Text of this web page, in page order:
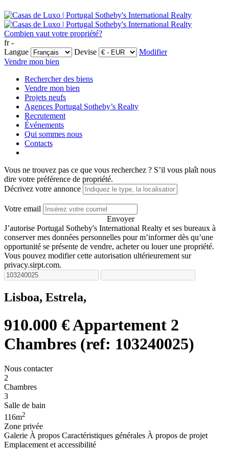
Combien vaut votre propriété?
fr -
Langue
Devise
Modifier
Vendre mon bien
Rechercher des biens
Vendre mon bien
Projets neufs
Agences Portugal Sotheby’s Realty
Recrutement
Événements
Qui sommes nous
Contacts
Vous ne trouvez pas ce que vous recherchez ? S’il vous plaît nous
dire votre préférence de propriété.
Décrivez votre annonce
Votre email
Envoyer
J’autorise Portugal Sotheby's International Realty et ses bureaux à
conserver mes données personnelles pour m’informer dès qu’une
opportunité se présente de vendre, acheter ou louer une propriété.
Vous pouvez modifier cette autorisation ultérieurement sur
privacy.sirpt.com.
Lisboa, Estrela,
910.000 €Appartement 2
Chambres (ref: 103240025)
Nous contacter
2
Chambres
3
Salle de bain
116m2
Zone privée
Galerie À propos Caractéristiques générales À propos de projet
Emplacement et accessibilité